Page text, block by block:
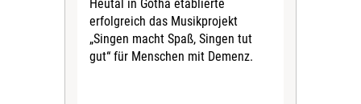
Heutal in Gotha etablierte
erfolgreich das Musikprojekt
„Singen macht Spaß, Singen tut
gut“ für Menschen mit Demenz.